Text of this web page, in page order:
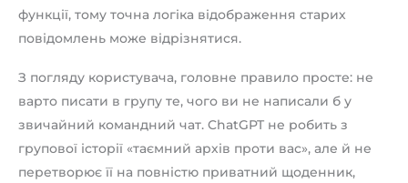
функції, тому точна логіка відображення старих
повідомлень може відрізнятися.
З погляду користувача, головне правило просте: не
варто писати в групу те, чого ви не написали б у
звичайний командний чат. ChatGPT не робить з
групової історії «таємний архів проти вас», але й не
перетворює її на повністю приватний щоденник,